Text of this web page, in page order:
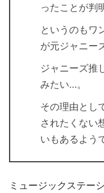
ったことが判
というのもワ
が元ジャニー
ジャニーズ推
みたい…。
その理由とし
されたくない
いもあるよう
ミュージックステー